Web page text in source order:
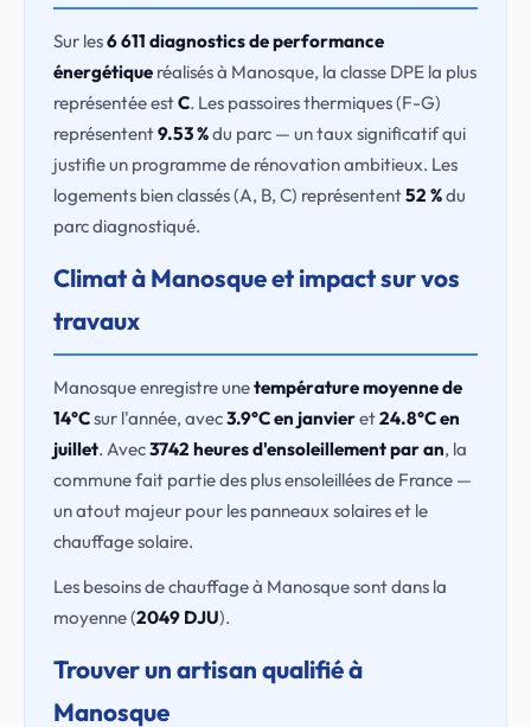
Sur les6 611 diagnostics de performance
énergétique réalisés à Manosque, la classe DPE la plus
représentée estC. Les passoires thermiques (F-G)
représentent9.53 %du parc — un taux significatif qui
justifie un programme de rénovation ambitieux. Les
logements bien classés (A, B, C) représentent52 %du
parc diagnostiqué.
Climat à Manosque et impact sur vos
travaux
Manosque enregistre unetempérature moyenne de
14°Csur l'année, avec3.9°C en janvieret24.8°C en
juillet. Avec3742 heures d'ensoleillement par an, la
commune fait partie des plus ensoleillées de France —
un atout majeur pour les panneaux solaires et le
chauffage solaire.
Les besoins de chauffage à Manosque sont dans la
moyenne (2049 DJU).
Trouver un artisan qualifié à
Manosque